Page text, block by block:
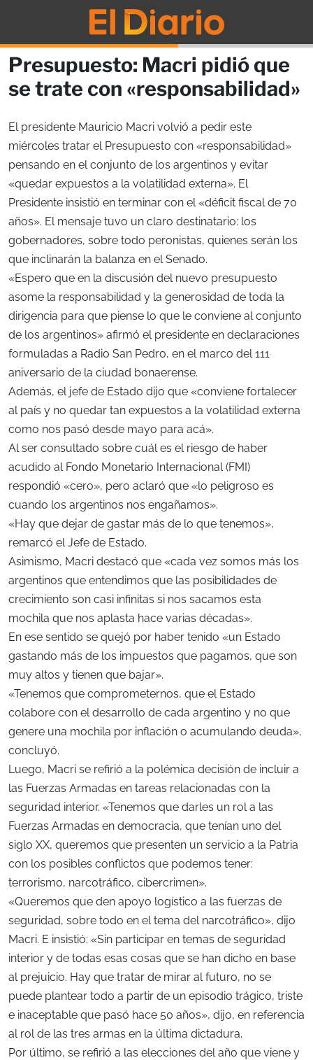
Presupuesto: Macri pidió que
se trate con «responsabilidad»
El presidente Mauricio Macri volvió a pedir este
miércoles tratar el Presupuesto con «responsabilidad»
pensando en el conjunto de los argentinos y evitar
«quedar expuestos a la volatilidad externa». El
Presidente insistió en terminar con el «déficit fiscal de 70
años». El mensaje tuvo un claro destinatario: los
gobernadores, sobre todo peronistas, quienes serán los
que inclinarán la balanza en el Senado.
«Espero que en la discusión del nuevo presupuesto
asome la responsabilidad y la generosidad de toda la
dirigencia para que piense lo que le conviene al conjunto
de los argentinos» afirmó el presidente en declaraciones
formuladas a Radio San Pedro, en el marco del 111
aniversario de la ciudad bonaerense.
Además, el jefe de Estado dijo que «conviene fortalecer
al país y no quedar tan expuestos a la volatilidad externa
como nos pasó desde mayo para acá».
Al ser consultado sobre cuál es el riesgo de haber
acudido al Fondo Monetario Internacional (FMI)
respondió «cero», pero aclaró que «lo peligroso es
cuando los argentinos nos engañamos».
«Hay que dejar de gastar más de lo que tenemos»,
remarcó el Jefe de Estado.
Asimismo, Macri destacó que «cada vez somos más los
argentinos que entendimos que las posibilidades de
crecimiento son casi infinitas si nos sacamos esta
mochila que nos aplasta hace varias décadas».
En ese sentido se quejó por haber tenido «un Estado
gastando más de los impuestos que pagamos, que son
muy altos y tienen que bajar».
«Tenemos que comprometernos, que el Estado
colabore con el desarrollo de cada argentino y no que
genere una mochila por inflación o acumulando deuda»,
concluyó.
Luego, Macri se refirió a la polémica decisión de incluir a
las Fuerzas Armadas en tareas relacionadas con la
seguridad interior. «Tenemos que darles un rol a las
Fuerzas Armadas en democracia, que tenían uno del
siglo XX, queremos que presenten un servicio a la Patria
con los posibles conflictos que podemos tener:
terrorismo, narcotráfico, cibercrimen».
«Queremos que den apoyo logístico a las fuerzas de
seguridad, sobre todo en el tema del narcotráfico», dijo
Macri. E insistió: «Sin participar en temas de seguridad
interior y de todas esas cosas que se han dicho en base
al prejuicio. Hay que tratar de mirar al futuro, no se
puede plantear todo a partir de un episodio trágico, triste
e inaceptable que pasó hace 50 años», dijo, en referencia
al rol de las tres armas en la última dictadura.
Por último, se refirió a las elecciones del año que viene y